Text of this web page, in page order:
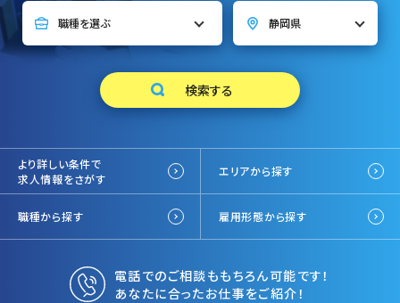
より詳しい条件で
求人情報をさがす
エリアから探す
職種から探す 雇用形態から探す
電話でのご相談ももちろん可能です！
あなたに合ったお仕事をご紹介！